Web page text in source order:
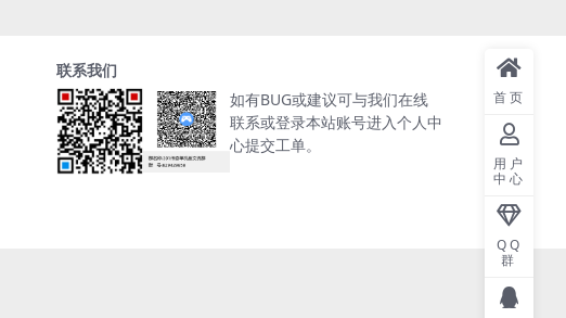
联系我们
如有BUG或建议可与我们在线
联系或登录本站账号进入个人中
心提交工单。
首页
用户
中心
QQ
群